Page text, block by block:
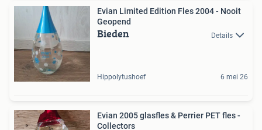
Evian Limited Edition Fles 2004 - Nooit
Geopend
Bieden Details
Hippolytushoef 6 mei 26
Evian 2005 glasfles & Perrier PET fles -
Collectors